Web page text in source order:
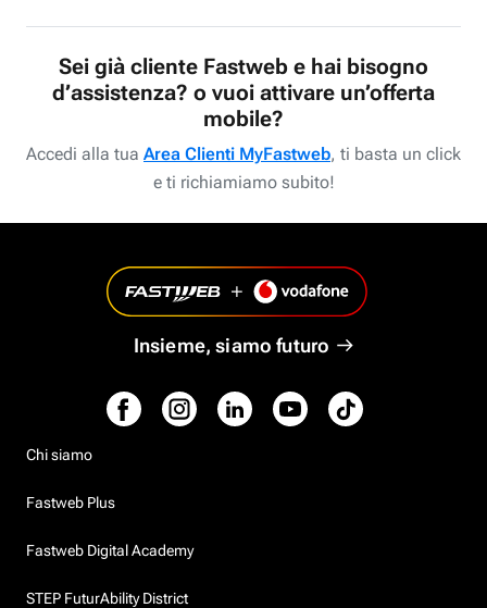
Sei già cliente Fastweb e hai bisogno
d’assistenza? o vuoi attivare un’offerta
mobile?
Accedi alla tua Area Clienti MyFastweb, ti basta un click
e ti richiamiamo subito!
Insieme, siamo futuro
Chi siamo
Fastweb Plus
Fastweb Digital Academy
STEP FuturAbility District